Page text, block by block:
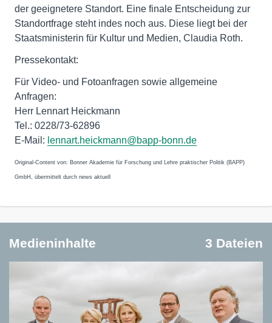
der geeignetere Standort. Eine finale Entscheidung zur
Standortfrage steht indes noch aus. Diese liegt bei der
Staatsministerin für Kultur und Medien, Claudia Roth.
Pressekontakt:
Für Video- und Fotoanfragen sowie allgemeine
Anfragen:
Herr Lennart Heickmann
Tel.: 0228/73-62896
E-Mail: lennart.heickmann@bapp-bonn.de
Original-Content von: Bonner Akademie für Forschung und Lehre praktischer Politik (BAPP)
GmbH, übermittelt durch news aktuell
Medieninhalte 3 Dateien